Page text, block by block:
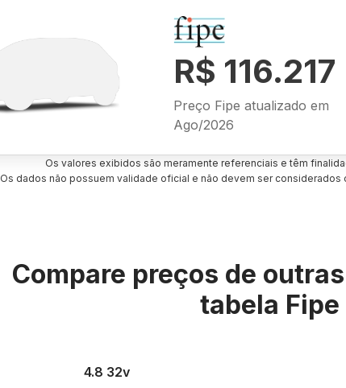
R$ 116.217
Preço Fipe atualizado em
Ago/2026
Os valores exibidos são meramente referenciais e têm
Os dados não possuem validade oficial e não devem ser considerados
Compare preços de
tabela Fipe
4.8 32v